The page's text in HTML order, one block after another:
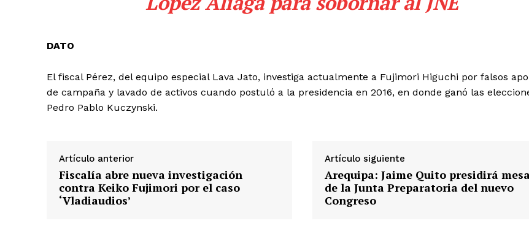
DATO
El fiscal Pérez, del equipo especial Lava Jato, investiga actualmente a Fujimori Higuchi por falsos
de campaña y lavado de activos cuando postuló a la presidencia en 2016, en donde ganó las
Pedro Pablo Kuczynski.
Artículo anterior
Fiscalía abre nueva investigación
contra Keiko Fujimori por el caso
‘Vladiaudios’
Artículo siguiente
Arequipa: Jaime Quito presidirá
de la Junta Preparatoria del nuevo
Congreso